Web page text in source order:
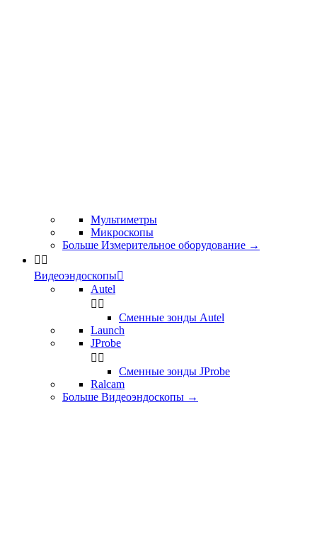
Мультиметры
Микроскопы
Больше Измерительное оборудование →
 
Видеоэндоскопы
Autel
 
Сменные зонды Autel
Launch
JProbe
 
Сменные зонды JProbe
Ralcam
Больше Видеоэндоскопы →